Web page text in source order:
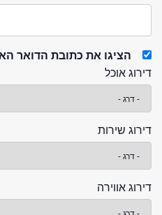
הציגו את כתובת הדואר
דירוג אוכל
דירוג שירות
דירוג אווירה